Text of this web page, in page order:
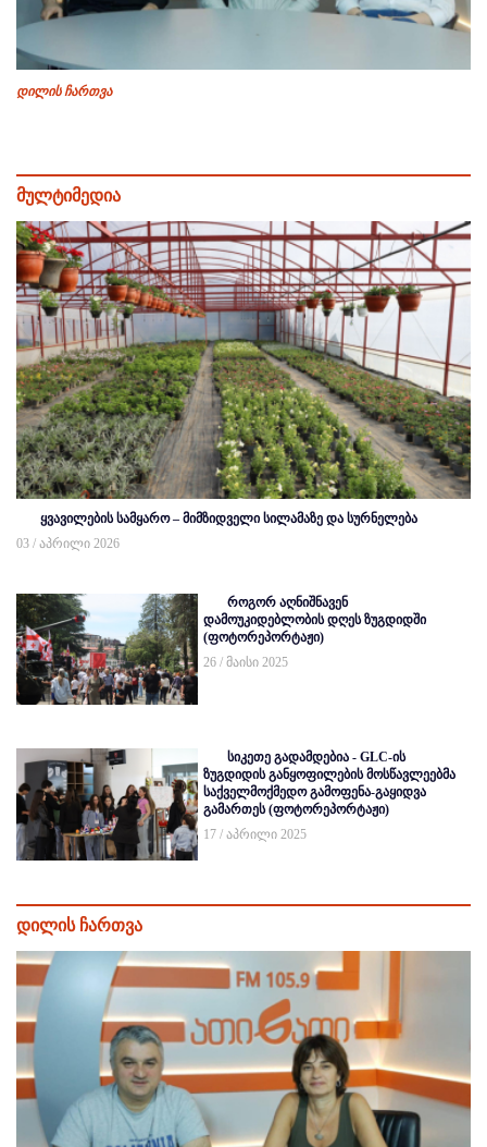
დილის ჩართვა
მულტიმედია
ყვავილების სამყარო – მიმზიდველი სილამაზე და სურნელება
03 / აპრილი 2026
როგორ აღნიშნავენ
დამოუკიდებლობის დღეს ზუგდიდში
(ფოტორეპორტაჟი)
26 / მაისი 2025
სიკეთე გადამდებია - GLC-ის
ზუგდიდის განყოფილების მოსწავლეებმა
საქველმოქმედო გამოფენა-გაყიდვა
გამართეს (ფოტორეპორტაჟი)
17 / აპრილი 2025
დილის ჩართვა